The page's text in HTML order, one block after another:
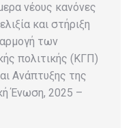
νέους κανόνες
και στήριξη
των
πολιτικής (ΚΓΠ)
Ανάπτυξης της
Ένωση, 2025 –